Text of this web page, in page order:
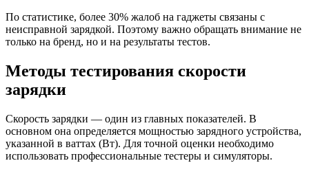
По статистике, более 30% жалоб на гаджеты связаны с
неисправной зарядкой. Поэтому важно обращать внимание не
только на бренд, но и на результаты тестов.
Методы тестирования скорости
зарядки
Скорость зарядки — один из главных показателей. В
основном она определяется мощностью зарядного устройства,
указанной в ваттах (Вт). Для точной оценки необходимо
использовать профессиональные тестеры и симуляторы.